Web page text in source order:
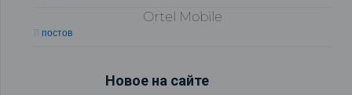
Ortel Mobile
11 постов
Новое на сайте